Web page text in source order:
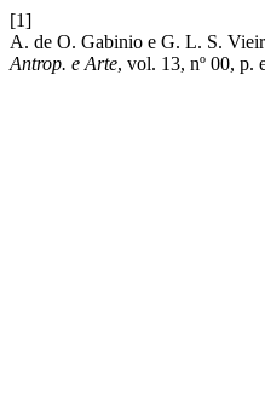
[1]
A. de O. Gabinio e G. L. S.
Antrop. e Arte, vol. 13, nº 00, p.